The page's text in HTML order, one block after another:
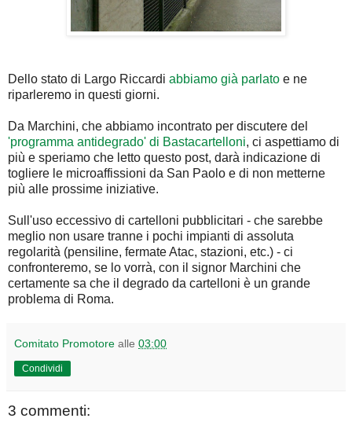
Dello stato di Largo Riccardi abbiamo già parlato e ne
riparleremo in questi giorni.
Da Marchini, che abbiamo incontrato per discutere del
'programma antidegrado' di Bastacartelloni, ci aspettiamo di
più e speriamo che letto questo post, darà indicazione di
togliere le microaffissioni da San Paolo e di non metterne
più alle prossime iniziative.
Sull'uso eccessivo di cartelloni pubblicitari - che sarebbe
meglio non usare tranne i pochi impianti di assoluta
regolarità (pensiline, fermate Atac, stazioni, etc.) - ci
confronteremo, se lo vorrà, con il signor Marchini che
certamente sa che il degrado da cartelloni è un grande
problema di Roma.
Comitato Promotore alle 03:00
Condividi
3 commenti: